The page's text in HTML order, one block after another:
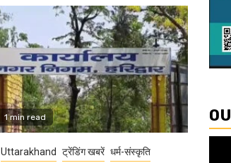
1 min read
Uttarakhand ट्रेंडिंग खबरें धर्म-संस्कृति